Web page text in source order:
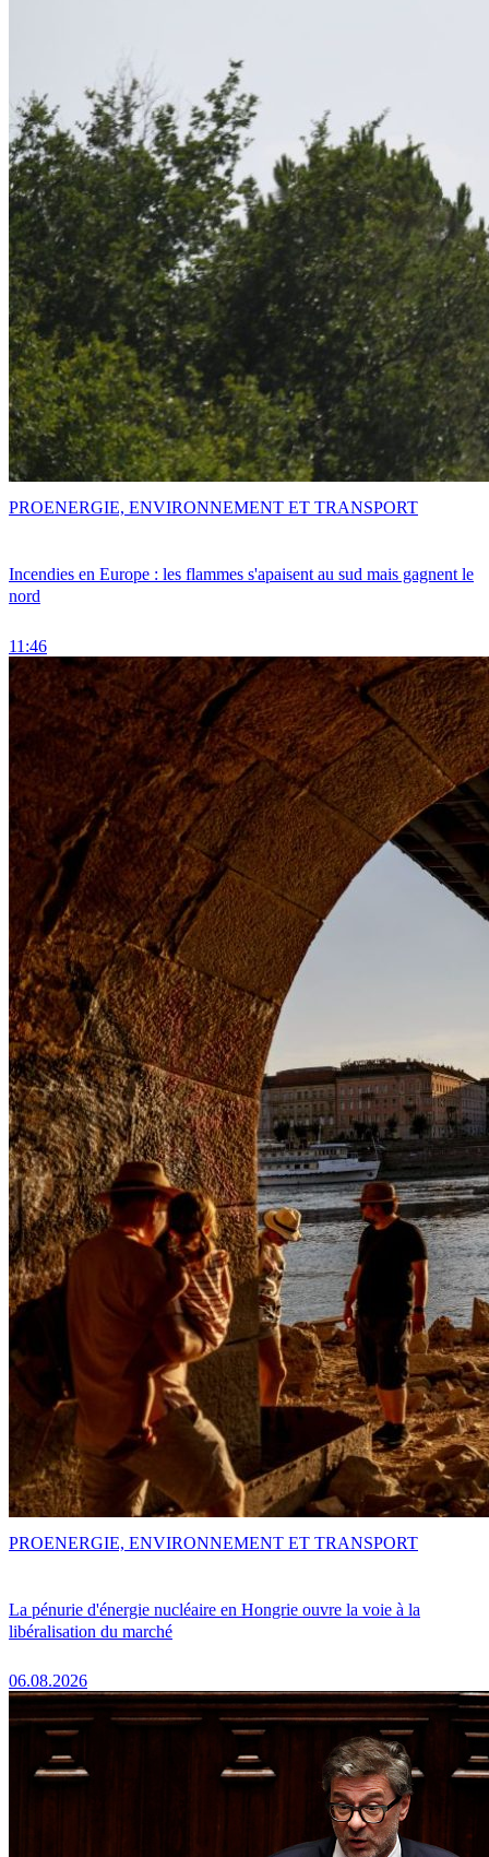
Incendies en Europe : les flammes s'apaisent au sud mais gagnent le
nord
11:46
PROENERGIE, ENVIRONNEMENT ET TRANSPORT
La pénurie d'énergie nucléaire en Hongrie ouvre la voie à la
libéralisation du marché
06.08.2026
PROENERGIE, ENVIRONNEMENT ET TRANSPORT